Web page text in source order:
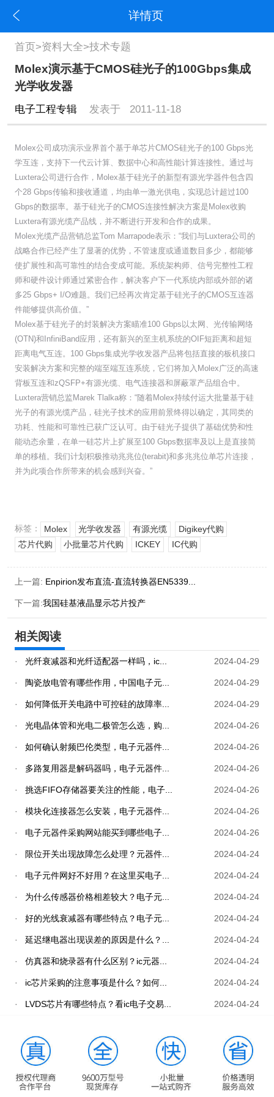
详情页
首页>资料大全>技术专题
Molex演示基于CMOS硅光子的100Gbps集成
光学收发器
电子工程专辑发表于 2011-11-18
Molex公司成功演示业界首个基于单芯片CMOS硅光子的100 Gbps光
学互连，支持下一代云计算、数据中心和高性能计算连接性。通过与
Luxtera公司进行合作，Molex基于硅光子的新型有源光学器件包含四
个28 Gbps传输和接收通道，均由单一激光供电，实现总计超过100
Gbps的数据率。基于硅光子的CMOS连接性解决方案是Molex收购
Luxtera有源光缆产品线，并不断进行开发和合作的成果。
Molex光缆产品营销总监Tom Marrapode表示：“我们与Luxtera公司的
战略合作已经产生了显著的优势，不管速度或通道数目多少，都能够
使扩展性和高可靠性的结合变成可能。系统架构师、信号完整性工程
师和硬件设计师通过紧密合作，解决客户下一代系统内部或外部的诸
多25 Gbps+ I/O难题。我们已经再次肯定基于硅光子的CMOS互连器
件能够提供高价值。”
Molex基于硅光子的封装解决方案瞄准100 Gbps以太网、光传输网络
(OTN)和InfiniBand应用，还有新兴的至主机系统的OIF短距离和超短
距离电气互连。100 Gbps集成光学收发器产品将包括直接的板机接口
安装解决方案和完整的端至端互连系统，它们将加入Molex广泛的高速
背板互连和zQSFP+有源光缆、电气连接器和屏蔽罩产品组合中。
Luxtera营销总监Marek Tlalka称：“随着Molex持续付运大批量基于硅
光子的有源光缆产品，硅光子技术的应用前景终得以确定，其同类的
功耗、性能和可靠性已获广泛认可。由于硅光子提供了基础优势和性
能动态余量，在单一硅芯片上扩展至100 Gbps数据率及以上是直接简
单的移植。我们计划积极推动兆兆位(terabit)和多兆兆位单芯片连接，
并为此项合作所带来的机会感到兴奋。”
标签： Molex 光学收发器 有源光缆
Digikey代购
芯片代购
小批量芯片代购 ICKEY IC代购
上一篇: Enpirion发布直流-直流转换器EN5339...
下一篇:我国硅基液晶显示芯片投产
相关阅读
· 光纤衰减器和光纤适配器一样吗，ic... 2024-04-29
· 陶瓷放电管有哪些作用，中国电子元... 2024-04-29
· 如何降低开关电路中可控硅的故障率... 2024-04-29
· 光电晶体管和光电二极管怎么选，购... 2024-04-26
· 如何确认射频巴伦类型，电子元器件... 2024-04-26
· 多路复用器是解码器吗，电子元器件... 2024-04-26
· 挑选FIFO存储器要关注的性能，电子... 2024-04-26
· 模块化连接器怎么安装，电子元器件... 2024-04-26
· 电子元器件采购网站能买到哪些电子... 2024-04-26
· 限位开关出现故障怎么处理？元器件... 2024-04-24
· 电子元件网好不好用？在这里买电子... 2024-04-24
· 为什么传感器价格相差较大？电子元... 2024-04-24
· 好的光线衰减器有哪些特点？电子元... 2024-04-24
· 延迟继电器出现误差的原因是什么？... 2024-04-24
· 仿真器和烧录器有什么区别？ic元器... 2024-04-24
· ic芯片采购的注意事项是什么？如何... 2024-04-24
· LVDS芯片有哪些特点？看ic电子交易... 2024-04-24